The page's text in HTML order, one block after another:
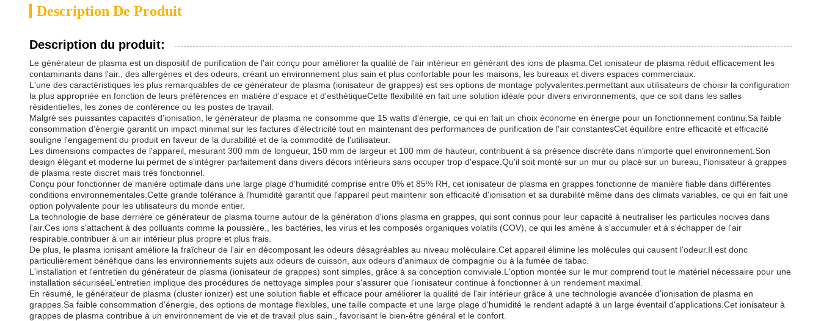
Description De Produit
Description du produit:
Le générateur de plasma est un dispositif de purification de l'air conçu pour améliorer la qualité de l'air intérieur en générant des ions de plasma.Cet ionisateur de plasma réduit efficacement les
contaminants dans l'air., des allergènes et des odeurs, créant un environnement plus sain et plus confortable pour les maisons, les bureaux et divers espaces commerciaux.
L'une des caractéristiques les plus remarquables de ce générateur de plasma (ionisateur de grappes) est ses options de montage polyvalentes.permettant aux utilisateurs de choisir la configuration
la plus appropriée en fonction de leurs préférences en matière d'espace et d'esthétiqueCette flexibilité en fait une solution idéale pour divers environnements, que ce soit dans les salles
résidentielles, les zones de conférence ou les postes de travail.
Malgré ses puissantes capacités d'ionisation, le générateur de plasma ne consomme que 15 watts d'énergie, ce qui en fait un choix économe en énergie pour un fonctionnement continu.Sa faible
consommation d'énergie garantit un impact minimal sur les factures d'électricité tout en maintenant des performances de purification de l'air constantesCet équilibre entre efficacité et efficacité
souligne l'engagement du produit en faveur de la durabilité et de la commodité de l'utilisateur.
Les dimensions compactes de l'appareil, mesurant 300 mm de longueur, 150 mm de largeur et 100 mm de hauteur, contribuent à sa présence discrète dans n'importe quel environnement.Son
design élégant et moderne lui permet de s'intégrer parfaitement dans divers décors intérieurs sans occuper trop d'espace.Qu'il soit monté sur un mur ou placé sur un bureau, l'ionisateur à grappes
de plasma reste discret mais très fonctionnel.
Conçu pour fonctionner de manière optimale dans une large plage d'humidité comprise entre 0% et 85% RH, cet ionisateur de plasma en grappes fonctionne de manière fiable dans différentes
conditions environnementales.Cette grande tolérance à l'humidité garantit que l'appareil peut maintenir son efficacité d'ionisation et sa durabilité même dans des climats variables, ce qui en fait une
option polyvalente pour les utilisateurs du monde entier.
La technologie de base derrière ce générateur de plasma tourne autour de la génération d'ions plasma en grappes, qui sont connus pour leur capacité à neutraliser les particules nocives dans
l'air.Ces ions s'attachent à des polluants comme la poussière., les bactéries, les virus et les composés organiques volatils (COV), ce qui les amène à s'accumuler et à s'échapper de l'air
respirable.contribuer à un air intérieur plus propre et plus frais.
De plus, le plasma ionisant améliore la fraîcheur de l'air en décomposant les odeurs désagréables au niveau moléculaire.Cet appareil élimine les molécules qui causent l'odeur.Il est donc
particulièrement bénéfique dans les environnements sujets aux odeurs de cuisson, aux odeurs d'animaux de compagnie ou à la fumée de tabac.
L'installation et l'entretien du générateur de plasma (ionisateur de grappes) sont simples, grâce à sa conception conviviale.L'option montée sur le mur comprend tout le matériel nécessaire pour une
installation sécuriséeL'entretien implique des procédures de nettoyage simples pour s'assurer que l'ionisateur continue à fonctionner à un rendement maximal.
En résumé, le générateur de plasma (cluster ionizer) est une solution fiable et efficace pour améliorer la qualité de l'air intérieur grâce à une technologie avancée d'ionisation de plasma en
grappes.Sa faible consommation d'énergie, des options de montage flexibles, une taille compacte et une large plage d'humidité le rendent adapté à un large éventail d'applications.Cet ionisateur à
grappes de plasma contribue à un environnement de vie et de travail plus sain., favorisant le bien-être général et le confort.